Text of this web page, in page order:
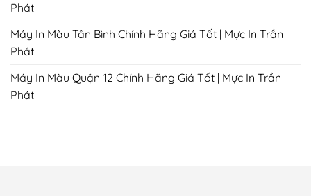
Phát
Máy In Màu Tân Bình Chính Hãng Giá Tốt | Mực In Trần
Phát
Máy In Màu Quận 12 Chính Hãng Giá Tốt | Mực In Trần
Phát